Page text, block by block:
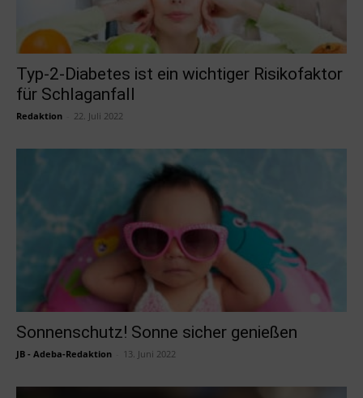
Typ-2-Diabetes ist ein wichtiger Risikofaktor
für Schlaganfall
Redaktion 22. Juli 2022
Sonnenschutz! Sonne sicher genießen
JB - Adeba-Redaktion 13. Juni 2022